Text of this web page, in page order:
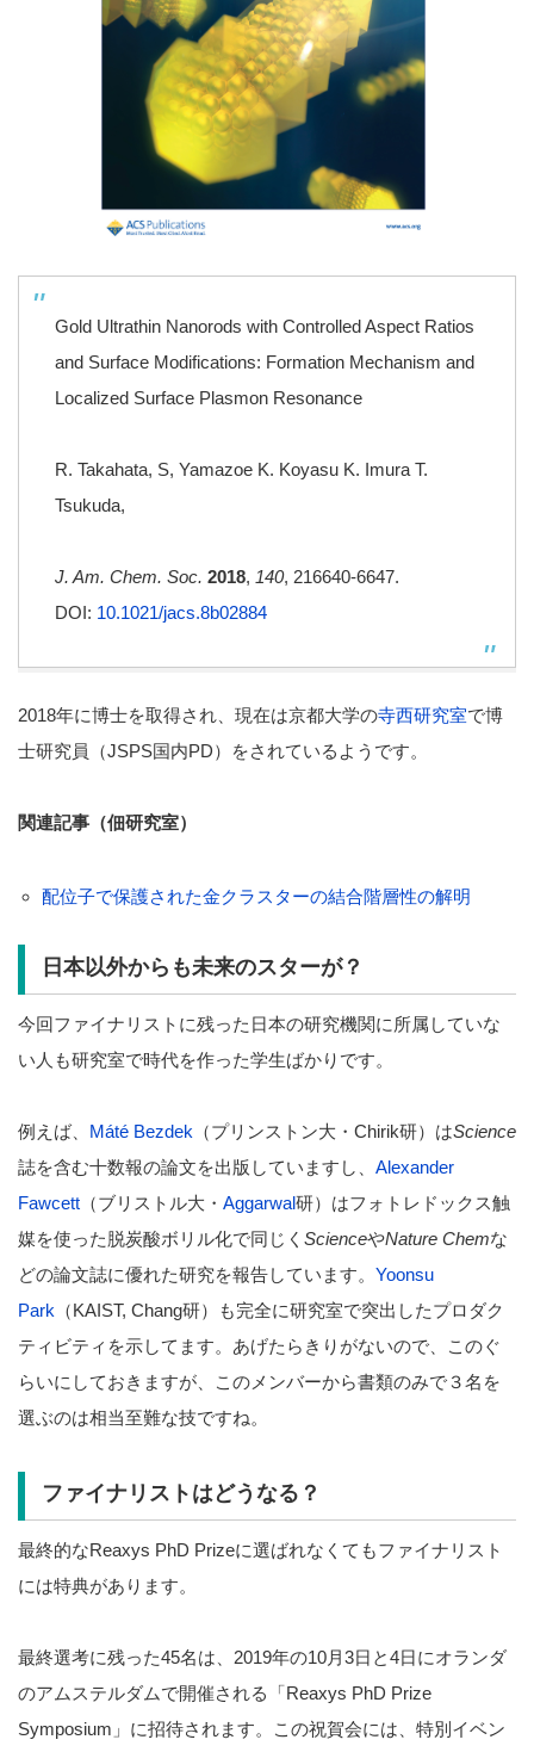
Gold Ultrathin Nanorods with Controlled Aspect Ratios
and Surface Modifications: Formation Mechanism and
Localized Surface Plasmon Resonance
R. Takahata, S, Yamazoe K. Koyasu K. Imura T.
Tsukuda,
J. Am. Chem. Soc. 2018, 140, 216640-6647.
DOI: 10.1021/jacs.8b02884
2018年に博士を取得され、現在は京都大学の寺西研究室で博
士研究員（JSPS国内PD）をされているようです。
関連記事（佃研究室）
配位子で保護された金クラスターの結合階層性の解明
日本以外からも未来のスターが？
今回ファイナリストに残った日本の研究機関に所属していな
い人も研究室で時代を作った学生ばかりです。
例えば、 Máté Bezdek （プリンストン大・Chirik研）はScience
誌を含む十数報の論文を出版していますし、 Alexander
Fawcett （ブリストル大・ Aggarwal研）はフォトレドックス触
媒を使った脱炭酸ボリル化で同じく ScienceやNature Chemな
どの論文誌に優れた研究を報告しています。 Yoonsu
Park （KAIST, Chang研）も完全に研究室で突出したプロダク
ティビティを示してます。あげたらきりがないので、このぐ
らいにしておきますが、このメンバーから書類のみで３名を
選ぶのは相当至難な技ですね。
ファイナリストはどうなる？
最終的なReaxys PhD Prizeに選ばれなくてもファイナリスト
には特典があります。
最終選考に残った45名は、2019年の10月3日と4日にオランダ
のアムステルダムで開催される「Reaxys PhD Prize
Symposium」に招待されます。この祝賀会には、特別イベン